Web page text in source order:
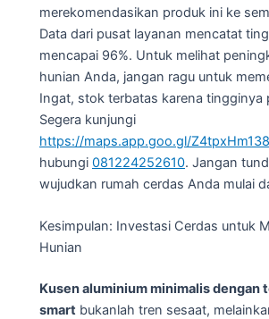
merekomendasikan produk ini ke
Data dari pusat layanan mencatat
mencapai 96%. Untuk melihat
hunian Anda, jangan ragu untuk
Ingat, stok terbatas karena tingginya
Segera kunjungi
https://maps.app.goo.gl/
hubungi 081224252610. Jangan
wujudkan rumah cerdas Anda mulai
Kesimpulan: Investasi Cerdas untuk
Hunian
Kusen aluminium minimalis dengan
smart bukanlah tren sesaat,